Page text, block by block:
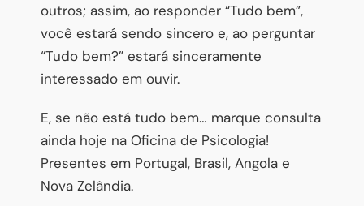
outros; assim, ao responder “Tudo bem”,
você estará sendo sincero e, ao perguntar
“Tudo bem?” estará sinceramente
interessado em ouvir.
E, se não está tudo bem… marque consulta
ainda hoje na Oficina de Psicologia!
Presentes em Portugal, Brasil, Angola e
Nova Zelândia.